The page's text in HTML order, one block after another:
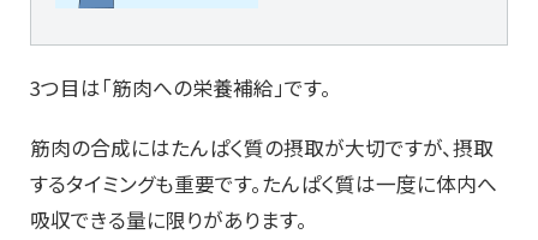
3つ目は「筋肉への栄養補給」です。
筋肉の合成にはたんぱく質の摂取が大切ですが、摂取
するタイミングも重要です。たんぱく質は一度に体内へ
吸収できる量に限りがあります。